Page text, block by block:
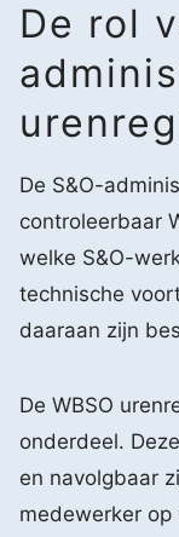
De rol
De S&O-
controleerbaar
welke S&O-
technische
daaraan zijn
De WBSO
onderdeel.
en navolgbaar
medewerker